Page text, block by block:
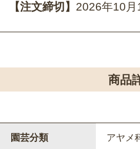
【注文締切】 2026年10月
商品
園芸分類 アヤメ